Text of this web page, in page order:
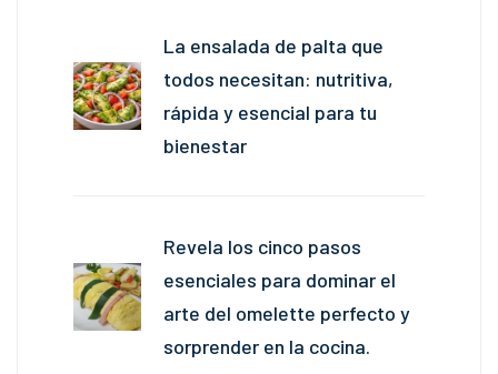
La ensalada de palta que
todos necesitan: nutritiva,
rápida y esencial para tu
bienestar
Revela los cinco pasos
esenciales para dominar el
arte del omelette perfecto y
sorprender en la cocina.